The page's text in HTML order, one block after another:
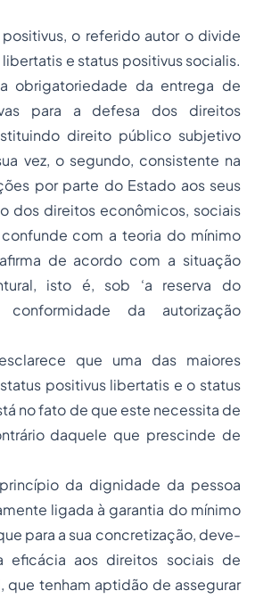
o referido autor o divide
e status positivus socialis.
obrigatoriedade da entrega de
para a defesa dos direitos
direito público subjetivo
vez, o segundo, consistente na
por parte do Estado aos seus
dos direitos econômicos, sociais
com a teoria do mínimo
de acordo com a situação
isto é, sob ‘a reserva do
da autorização
que uma das maiores
positivus libertatis e o status
no fato de que este necessita de
daquele que prescinde de
da dignidade da pessoa
ligada à garantia do mínimo
para a sua concretização, deve-
eficácia aos direitos sociais de
que tenham aptidão de assegurar